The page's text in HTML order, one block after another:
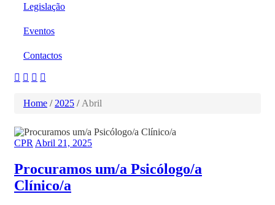
Legislação
Eventos
Contactos
Home / 2025 / Abril
CPR Abril 21, 2025
Procuramos um/a Psicólogo/a
Clínico/a